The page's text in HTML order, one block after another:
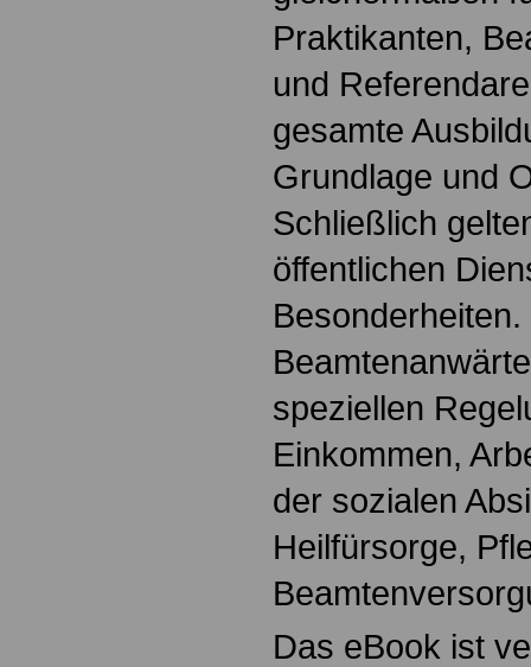
Praktikanten,
und
gesamte
Grundlage und
Schließlich
öffentlichen
speziellen
Einkommen,
der sozialen
Heilfürsorge,
Das eBook ist